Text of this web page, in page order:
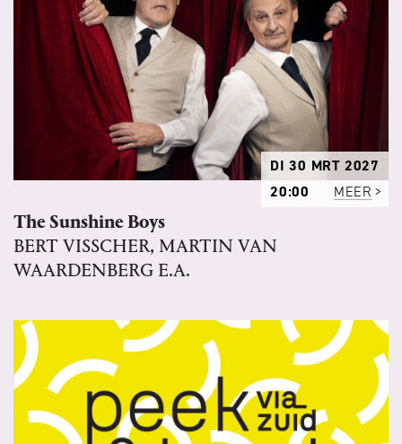
DI 30 MRT 2027
20:00
MEER
The Sunshine Boys
BERT VISSCHER, MARTIN VAN
WAARDENBERG E.A.